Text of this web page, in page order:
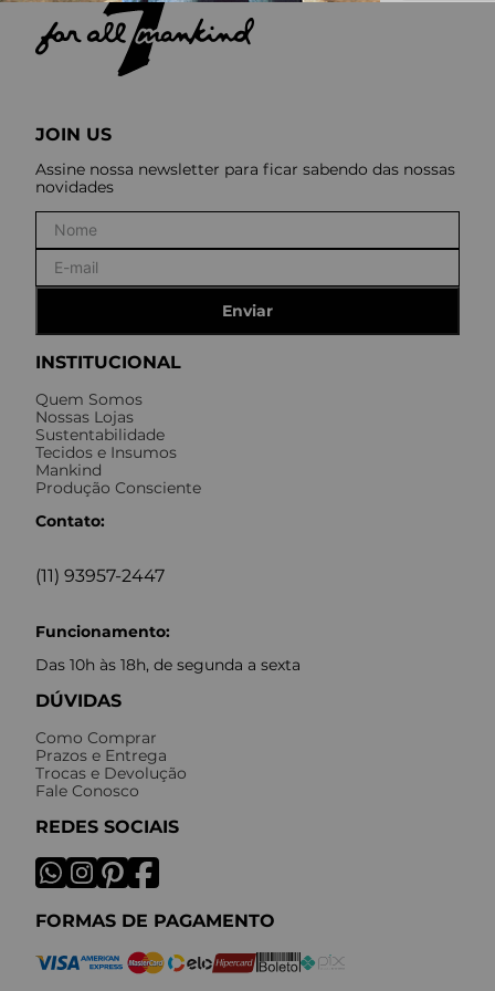
INSTITUCIONAL
Quem Somos
Nossas Lojas
Sustentabilidade
Tecidos e Insumos
Mankind
Produção Consciente
Contato:
(11) 93957-2447
Funcionamento:
Das 10h às 18h, de segunda a sexta
DÚVIDAS
Como Comprar
Prazos e Entrega
Trocas e Devolução
Fale Conosco
REDES SOCIAIS
FORMAS DE PAGAMENTO
JOIN US
Assine nossa newsletter para ficar sabendo das nossas
novidades
Enviar